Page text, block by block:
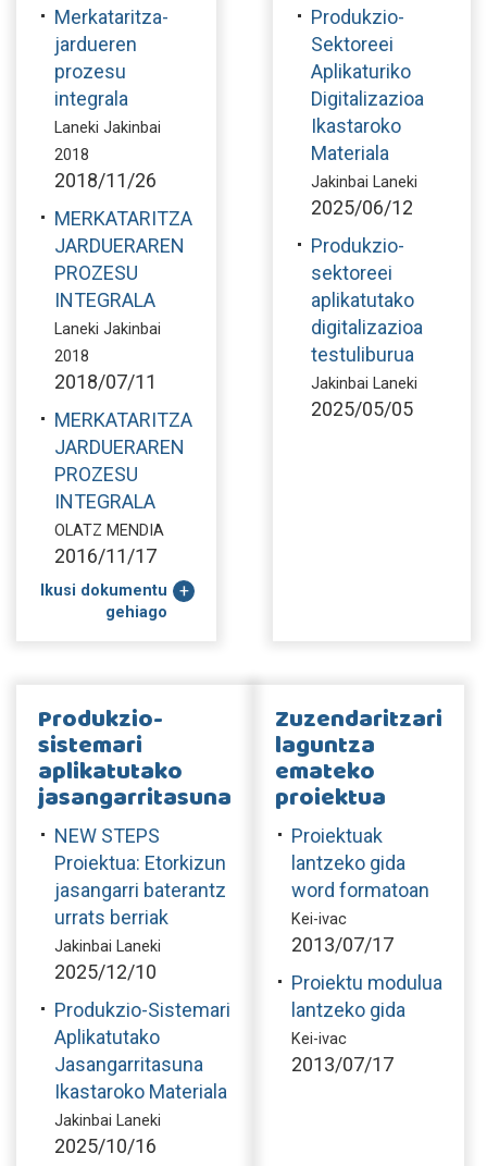
Merkataritza-
jardueren
prozesu
integrala
Laneki Jakinbai
2018
2018/11/26
MERKATARITZA
JARDUERAREN
PROZESU
INTEGRALA
Laneki Jakinbai
2018
2018/07/11
MERKATARITZA
JARDUERAREN
PROZESU
INTEGRALA
OLATZ MENDIA
2016/11/17
Ikusi dokumentu
gehiago
Produkzio-
Sektoreei
Aplikaturiko
Digitalizazioa
Ikastaroko
Materiala
Jakinbai Laneki
2025/06/12
Produkzio-
sektoreei
aplikatutako
digitalizazioa
testuliburua
Jakinbai Laneki
2025/05/05
Produkzio-
sistemari
aplikatutako
jasangarritasuna
NEW STEPS
Proiektua: Etorkizun
jasangarri baterantz
urrats berriak
Jakinbai Laneki
2025/12/10
Produkzio-Sistemari
Aplikatutako
Jasangarritasuna
Ikastaroko Materiala
Jakinbai Laneki
2025/10/16
Zuzendaritzari
laguntza
emateko
proiektua
Proiektuak
lantzeko gida
word formatoan
Kei-ivac
2013/07/17
Proiektu modulua
lantzeko gida
Kei-ivac
2013/07/17